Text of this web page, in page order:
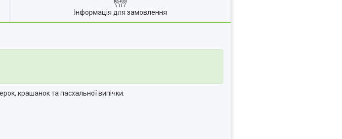
Інформація для замовлення
крашанок та пасхальної випічки.